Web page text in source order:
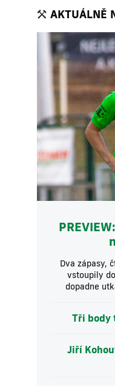
AKTUÁLNĚ
Dva zápasy,
vstoupily
dopadne
Tři body
Jiří